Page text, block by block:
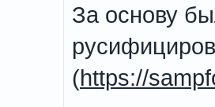
За основу
(https://